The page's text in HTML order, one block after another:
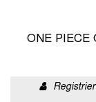
ONE PIECE